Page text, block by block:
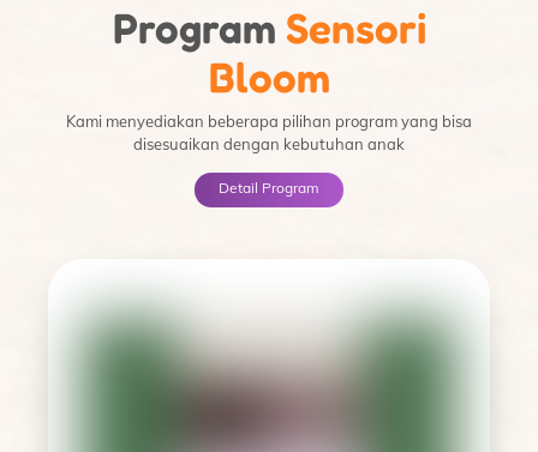
Program Sensori
Bloom
Kami menyediakan beberapa pilihan program yang bisa
disesuaikan dengan kebutuhan anak
Detail Program